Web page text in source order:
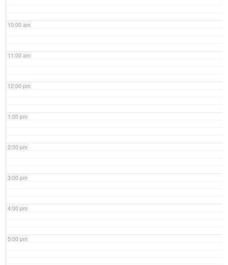
10:00 am
11:00 am
12:00 pm
1:00 pm
2:00 pm
3:00 pm
4:00 pm
5:00 pm